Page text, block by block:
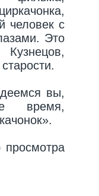
человек с
Это
вы,
время,